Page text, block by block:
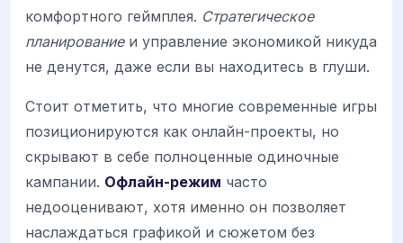
комфортного геймплея. Стратегическое
планированиеи управление экономикой никуда
не денутся, даже если вы находитесь в глуши.
Стоит отметить, что многие современные игры
позиционируются как онлайн-проекты, но
скрывают в себе полноценные одиночные
кампании. Офлайн-режим часто
недооценивают, хотя именно он позволяет
наслаждаться графикой и сюжетом без